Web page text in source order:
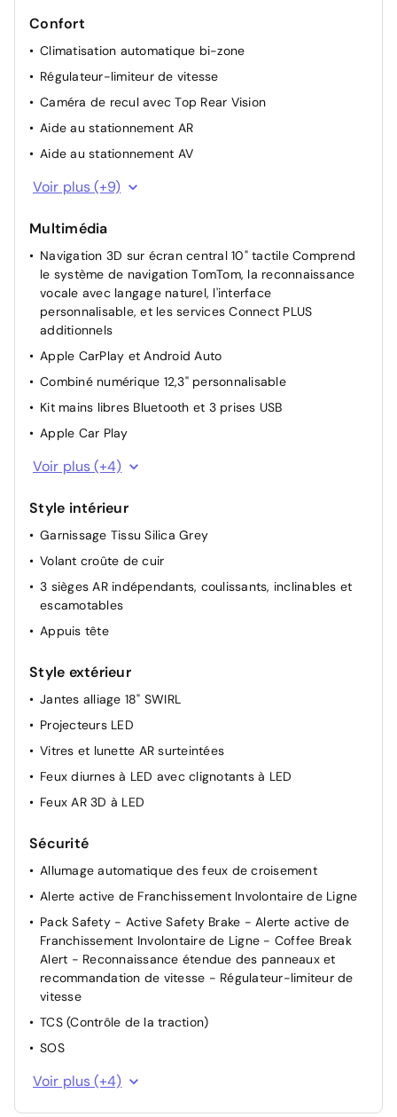
Confort
Climatisation automatique bi-zone
Régulateur-limiteur de vitesse
Caméra de recul avec Top Rear Vision
Aide au stationnement AR
Aide au stationnement AV
Rétroviseurs extérieurs rabattables électriquement
Suspension Citroen Advanced Comfort
Accès mains libres
Lève-vitres AV et AR électriques et séquentiels
Reconnaissance étendue des panneaux et
recommandation de vitesse
Direction assistée
Volant réglable en hauteur et en profondeur
Frein de stationnement électrique automatique
Voir plus (+9)
Multimédia
Navigation 3D sur écran central 10" tactile Comprend
le système de navigation TomTom, la reconnaissance
vocale avec langage naturel, l'interface
personnalisable, et les services Connect PLUS
additionnels
Apple CarPlay et Android Auto
Combiné numérique 12,3" personnalisable
Kit mains libres Bluetooth et 3 prises USB
Apple Car Play
Android Auto
Port USB
Ordinateur de bord
Voir plus (+4)
Style intérieur
Garnissage Tissu Silica Grey
Volant croûte de cuir
3 sièges AR indépendants, coulissants, inclinables et
escamotables
Appuis tête
Style extérieur
Jantes alliage 18" SWIRL
Projecteurs LED
Vitres et lunette AR surteintées
Feux diurnes à LED avec clignotants à LED
Feux AR 3D à LED
Sécurité
Allumage automatique des feux de croisement
Alerte active de Franchissement Involontaire de Ligne
Pack Safety - Active Safety Brake - Alerte active de
Franchissement Involontaire de Ligne - Coffee Break
Alert - Reconnaissance étendue des panneaux et
recommandation de vitesse - Régulateur-limiteur de
vitesse
TCS (Contrôle de la traction)
SOS
Fixations ISOFIX sur les sièges passager AV et latéraux
AR
Voir plus (+4)